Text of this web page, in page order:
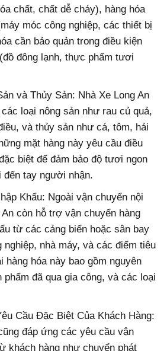
chất, chất dễ cháy), hàng hóa
móc công nghiệp, các thiết bị
cần bảo quản trong điều kiện
đông lạnh, thực phẩm tươi
và Thủy Sản: Nhà Xe Long An
loại nông sản như rau củ quả,
và thủy sản như cá, tôm, hải
mặt hàng này yêu cầu điều
biệt để đảm bảo độ tươi ngon
tay người nhận.
Khẩu: Ngoài vận chuyển nội
còn hỗ trợ vận chuyển hàng
từ các cảng biển hoặc sân bay
nghiệp, nhà máy, và các điểm tiêu
hàng hóa này bao gồm nguyên
phẩm đã qua gia công, và các loại
Cầu Đặc Biệt Của Khách Hàng:
đáp ứng các yêu cầu vận
khách hàng như chuyển phát